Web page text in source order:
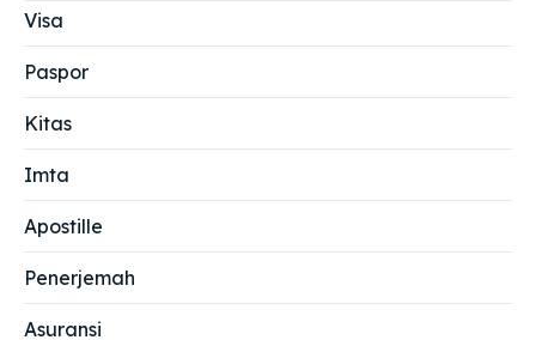
Visa
Paspor
Kitas
Imta
Apostille
Penerjemah
Asuransi